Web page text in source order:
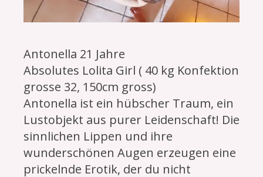
Antonella 21 Jahre
Absolutes Lolita Girl ( 40 kg Konfektion
grosse 32, 150cm gross)
Antonella ist ein hübscher Traum, ein
Lustobjekt aus purer Leidenschaft! Die
sinnlichen Lippen und ihre
wunderschönen Augen erzeugen eine
prickelnde Erotik, der du nicht